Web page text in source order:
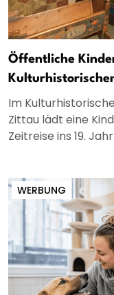
Öffentliche
Im
Zittau lädt eine
Zeitreise ins 19.
WERBUNG